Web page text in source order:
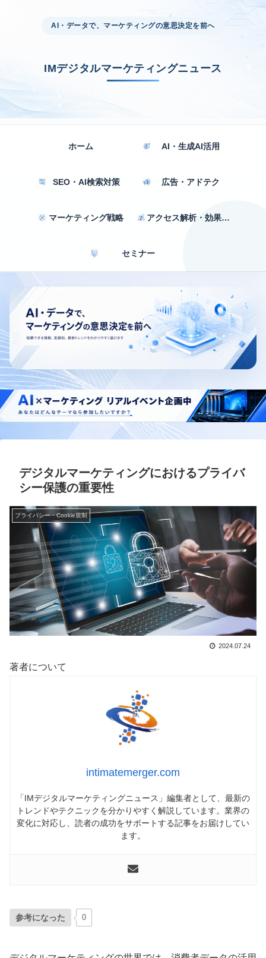
AI・データで、マーケティングの意思決定を前へ
IMデジタルマーケティングニュース
ホーム AI・生成AI活用
SEO・AI検索対策 広告・アドテク
マーケティング戦略 アクセス解析・効果測定
セミナー
デジタルマーケティングにおけるプライバ
シー保護の重要性
プライバシー・Cookie規制
2024.07.24
著者について
intimatemerger.com
「IMデジタルマーケティングニュース」編集者として、最新の
トレンドやテクニックを分かりやすく解説しています。業界の
変化に対応し、読者の成功をサポートする記事をお届けしてい
ます。
参考になった 0